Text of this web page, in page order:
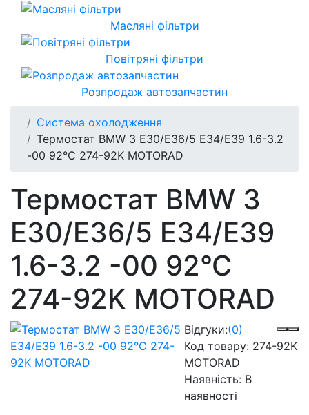
Масляні фільтри
Повітряні фільтри
Розпродаж автозапчастин
Система охолодження
Термостат BMW 3 E30/E36/5 E34/E39 1.6-3.2
-00 92°C 274-92K MOTORAD
Термостат BMW 3
E30/E36/5 E34/E39
1.6-3.2 -00 92°C
274-92K MOTORAD
Відгуки:(0)
Код товару: 274-92K
MOTORAD
Наявність: В
наявності